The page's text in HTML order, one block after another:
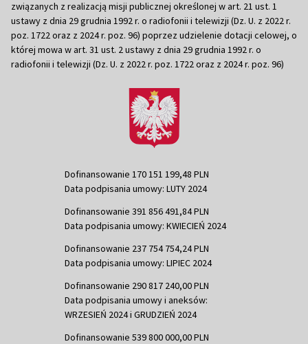
związanych z realizacją misji publicznej określonej w art. 21 ust. 1
ustawy z dnia 29 grudnia 1992 r. o radiofonii i telewizji (Dz. U. z 2022 r.
poz. 1722 oraz z 2024 r. poz. 96) poprzez udzielenie dotacji celowej, o
której mowa w art. 31 ust. 2 ustawy z dnia 29 grudnia 1992 r. o
radiofonii i telewizji (Dz. U. z 2022 r. poz. 1722 oraz z 2024 r. poz. 96)
Dofinansowanie 170 151 199,48 PLN
Data podpisania umowy: LUTY 2024
Dofinansowanie 391 856 491,84 PLN
Data podpisania umowy: KWIECIEŃ 2024
Dofinansowanie 237 754 754,24 PLN
Data podpisania umowy: LIPIEC 2024
Dofinansowanie 290 817 240,00 PLN
Data podpisania umowy i aneksów:
WRZESIEŃ 2024 i GRUDZIEŃ 2024
Dofinansowanie 539 800 000,00 PLN